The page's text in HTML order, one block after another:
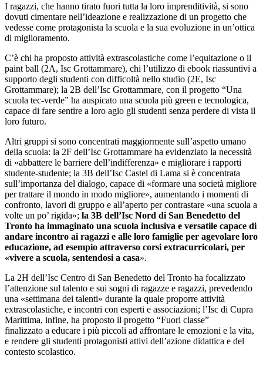
I ragazzi, che hanno tirato fuori tutta la loro imprenditività, si sono
dovuti cimentare nell’ideazione e realizzazione di un progetto che
vedesse come protagonista la scuola e la sua evoluzione in un’ottica
di miglioramento.
C’è chi ha proposto attività extrascolastiche come l’equitazione o il
paint ball (2A, Isc Grottammare), chi l’utilizzo di ebook riassuntivi a
supporto degli studenti con difficoltà nello studio (2E, Isc
Grottammare); la 2B dell’Isc Grottammare, con il progetto “Una
scuola tec-verde” ha auspicato una scuola più green e tecnologica,
capace di fare sentire a loro agio gli studenti senza perdere di vista il
loro futuro.
Altri gruppi si sono concentrati maggiormente sull’aspetto umano
della scuola: la 2F dell’Isc Grottammare ha evidenziato la necessità
di «abbattere le barriere dell’indifferenza» e migliorare i rapporti
studente-studente; la 3B dell’Isc Castel di Lama si è concentrata
sull’importanza del dialogo, capace di «formare una società migliore
per trattare il mondo in modo migliore», aumentando i momenti di
confronto, lavori di gruppo e all’aperto per contrastare «una scuola a
volte un po’ rigida»; la 3B dell’Isc Nord di San Benedetto del
Tronto ha immaginato una scuola inclusiva e versatile capace di
andare incontro ai ragazzi e alle loro famiglie per agevolare loro
educazione, ad esempio attraverso corsi extracurricolari, per
«vivere a scuola, sentendosi a casa».
La 2H dell’Isc Centro di San Benedetto del Tronto ha focalizzato
l’attenzione sul talento e sui sogni di ragazze e ragazzi, prevedendo
una «settimana dei talenti» durante la quale proporre attività
extrascolastiche, e incontri con esperti e associazioni; l’Isc di Cupra
Marittima, infine, ha proposto il progetto “Fuori classe”
finalizzato a educare i più piccoli ad affrontare le emozioni e la vita,
e rendere gli studenti protagonisti attivi dell’azione didattica e del
contesto scolastico.